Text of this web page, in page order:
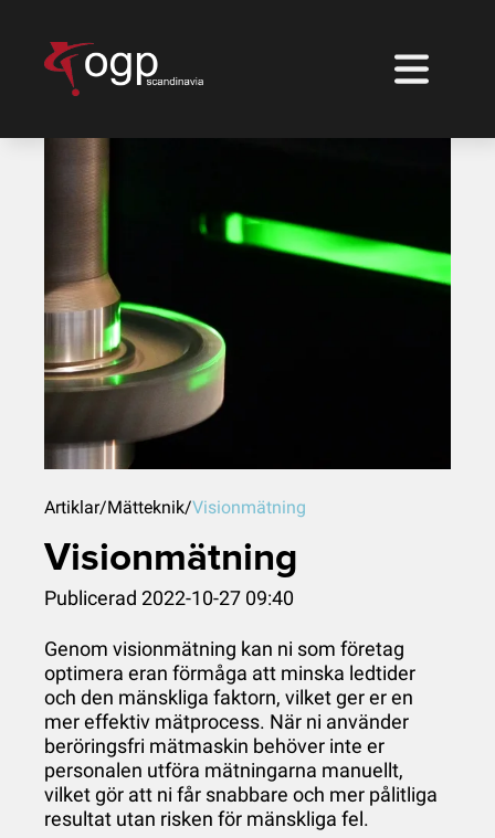
Artiklar/Mätteknik/Visionmätning
Visionmätning
Publicerad 2022-10-27 09:40
Genom visionmätning kan ni som företag
optimera eran förmåga att minska ledtider
och den mänskliga faktorn, vilket ger er en
mer effektiv mätprocess. När ni använder
beröringsfri mätmaskin behöver inte er
personalen utföra mätningarna manuellt,
vilket gör att ni får snabbare och mer pålitliga
resultat utan risken för mänskliga fel.